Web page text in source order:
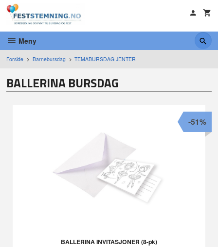
Gå
innholdet
Meny
Forside Barnebursdag TEMABURSDAG JENTER
BALLERINA BURSDAG
BALLERINA INVITASJONER (8-pk)
-51%